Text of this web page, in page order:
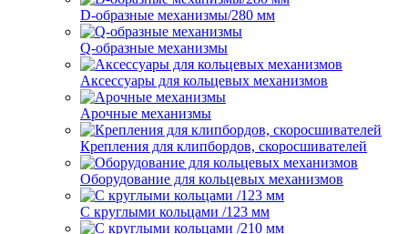
D-образные механизмы/280 мм
Q-образные механизмы
Аксессуары для кольцевых механизмов
Арочные механизмы
Крепления для клипбордов, скоросшивателей
Оборудование для кольцевых механизмов
С круглыми кольцами /123 мм